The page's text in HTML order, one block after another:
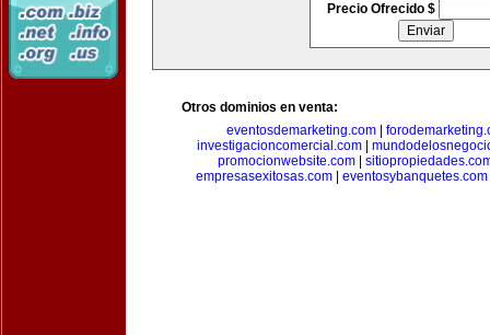
Precio Ofrecido $
Otros dominios en venta:
eventosdemarketing.com|
investigacioncomercial.com
promocionwebsite.com
empresasexitosas.com
eventosybanquetes.com